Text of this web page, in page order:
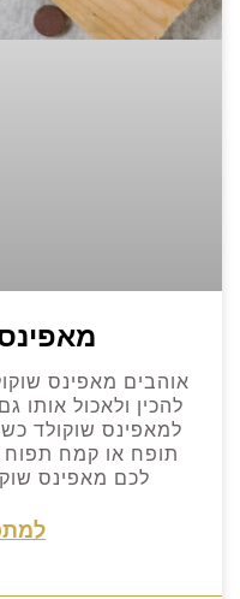
אוהבים מאפינס
להכין ולאכול
למאפינס שוקולד
לכם מאפינס